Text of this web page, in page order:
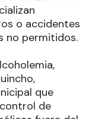
o accidentes
no permitidos.
que
de